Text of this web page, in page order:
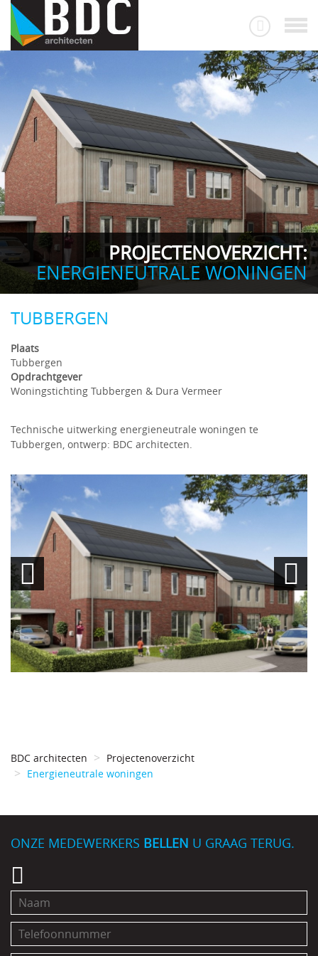
PROJECTENOVERZICHT:
ENERGIENEUTRALE WONINGEN
TUBBERGEN
Plaats
Tubbergen
Opdrachtgever
Woningstichting Tubbergen & Dura Vermeer
Technische uitwerking energieneutrale woningen te
Tubbergen, ontwerp: BDC architecten.
BDC architecten
Projectenoverzicht
Energieneutrale woningen
ONZE MEDEWERKERS BELLEN U GRAAG TERUG.